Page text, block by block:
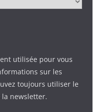
utilisée pour vous
sur les
toujours utiliser le
newsletter.